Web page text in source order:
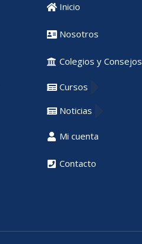
Inicio
Nosotros
Colegios y Consejos
Cursos
Noticias
Mi cuenta
Contacto